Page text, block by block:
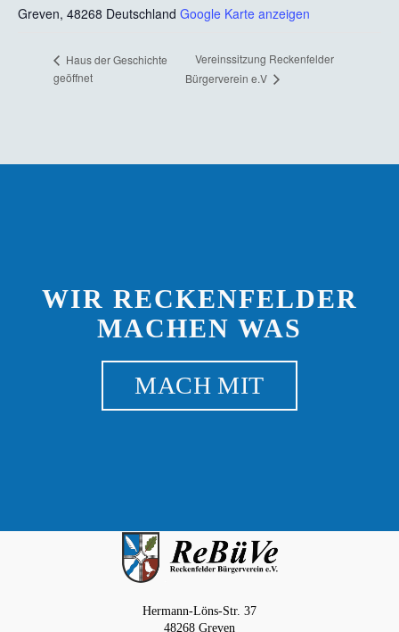
Greven, 48268 Deutschland Google Karte anzeigen
Haus der Geschichte
geöffnet
Vereinssitzung Reckenfelder
Bürgerverein e.V
WIR RECKENFELDER
MACHEN WAS
MACH MIT
Hermann-Löns-Str. 37
48268 Greven